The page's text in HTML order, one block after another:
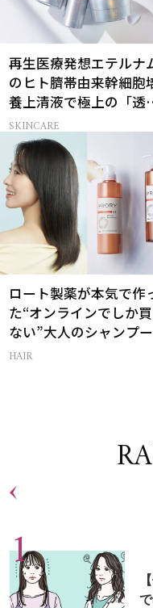
再生医療発想エテルナ
のヒト臍帯由来幹細胞
養上清液で極上の「透
感ハリ肌」へ
SKINCARE
ロート製薬が本気で作
た“オンラインでしか
ない”大人のシャンプ
トリートメントって？
HAIR